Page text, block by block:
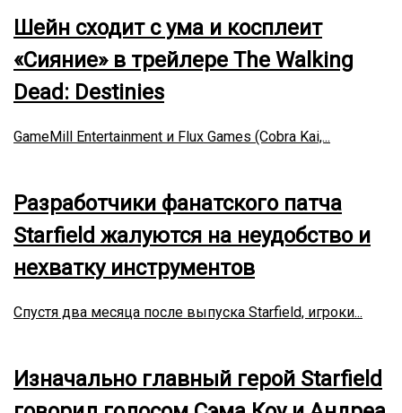
Шейн сходит с ума и косплеит
«Сияние» в трейлере The Walking
Dead: Destinies
GameMill Entertainment и Flux Games (Cobra Kai,...
Разработчики фанатского патча
Starfield жалуются на неудобство и
нехватку инструментов
Спустя два месяца после выпуска Starfield, игроки...
Изначально главный герой Starfield